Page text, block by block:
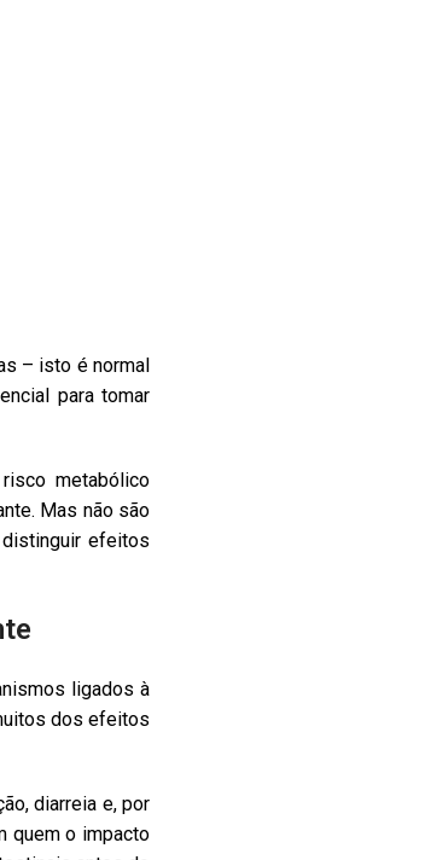
– isto é normal
para tomar
metabólico
Mas não são
distinguir efeitos
ligados à
dos efeitos
diarreia e, por
quem o impacto